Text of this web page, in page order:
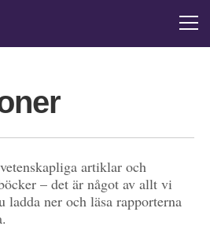
artiklar och
– det är något av allt vi
ladda ner och läsa rapporterna